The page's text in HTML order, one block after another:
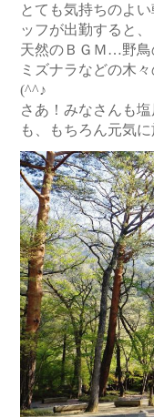
とても気持ちのよ
ッフが出勤すると
天然のＢＧＭ…野鳥
ミズナラなどの木
(^^♪
さあ！みなさんも
も、もちろん元気